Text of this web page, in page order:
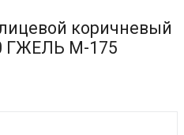
коричневый
ГЖЕЛЬ М-175